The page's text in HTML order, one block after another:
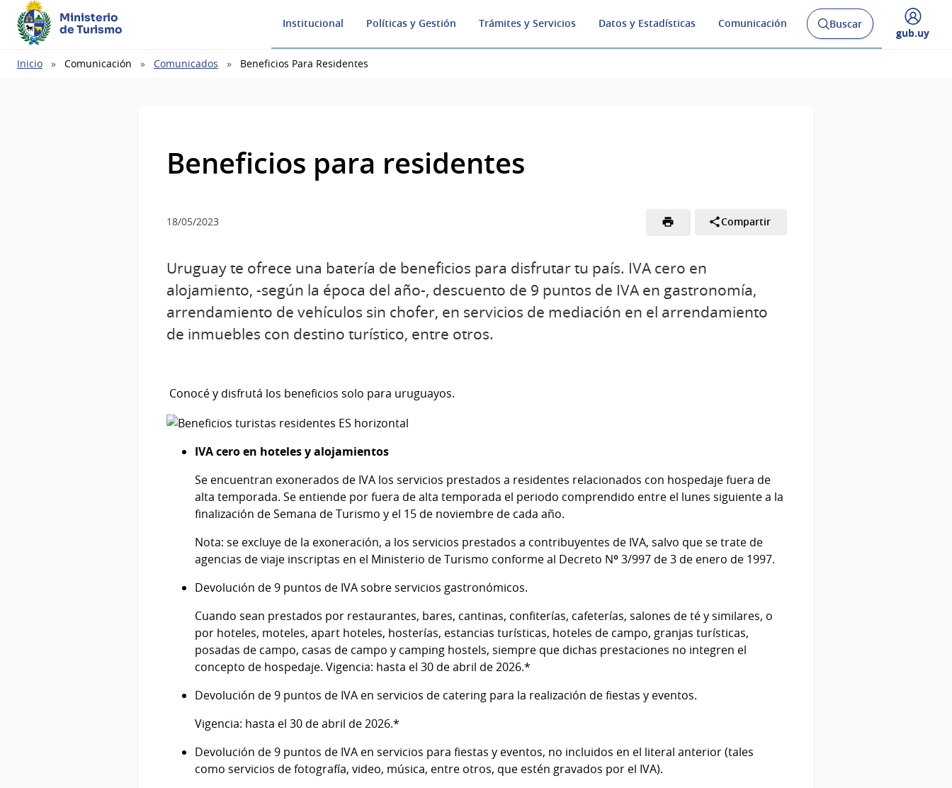
Ministerio
de Turismo
Institucional Políticas y Gestión Trámites y Servicios Datos y Estadísticas Comunicación
Abrir
buscador
Buscar
Desplegar
gub.uy
Ruta
Inicio Comunicación Comunicados Beneficios Para Residentes
Beneficios para residentes
18/05/2023 Compartir
Uruguay te ofrece una batería de beneficios para disfrutar tu país. IVA cero en
alojamiento, -según la época del año-, descuento de 9 puntos de IVA en gastronomía,
arrendamiento de vehículos sin chofer, en servicios de mediación en el arrendamiento
de inmuebles con destino turístico, entre otros.
Conocé y disfrutá los beneficios solo para uruguayos.
IVA cero en hoteles y alojamientos
Se encuentran exonerados de IVA los servicios prestados a residentes relacionados con hospedaje fuera de
alta temporada. Se entiende por fuera de alta temporada el periodo comprendido entre el lunes siguiente a la
finalización de Semana de Turismo y el 15 de noviembre de cada año.
Nota: se excluye de la exoneración, a los servicios prestados a contribuyentes de IVA, salvo que se trate de
agencias de viaje inscriptas en el Ministerio de Turismo conforme al Decreto Nº 3/997 de 3 de enero de 1997.
Devolución de 9 puntos de IVA sobre servicios gastronómicos.
Cuando sean prestados por restaurantes, bares, cantinas, confiterías, cafeterías, salones de té y similares, o
por hoteles, moteles, apart hoteles, hosterías, estancias turísticas, hoteles de campo, granjas turísticas,
posadas de campo, casas de campo y camping hostels, siempre que dichas prestaciones no integren el
concepto de hospedaje. Vigencia: hasta el 30 de abril de 2026.*
Devolución de 9 puntos de IVA en servicios de catering para la realización de fiestas y eventos.
Vigencia: hasta el 30 de abril de 2026.*
Devolución de 9 puntos de IVA en servicios para fiestas y eventos, no incluidos en el literal anterior (tales
como servicios de fotografía, video, música, entre otros, que estén gravados por el IVA).